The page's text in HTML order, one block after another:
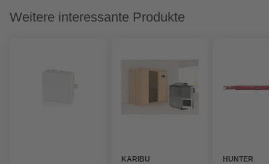
Weitere interessante Produkte
KARIBU
HUNTER